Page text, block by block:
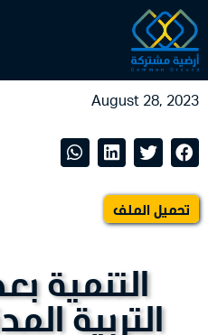
August 28, 2023
تحميل الملف
التنمية
التربية